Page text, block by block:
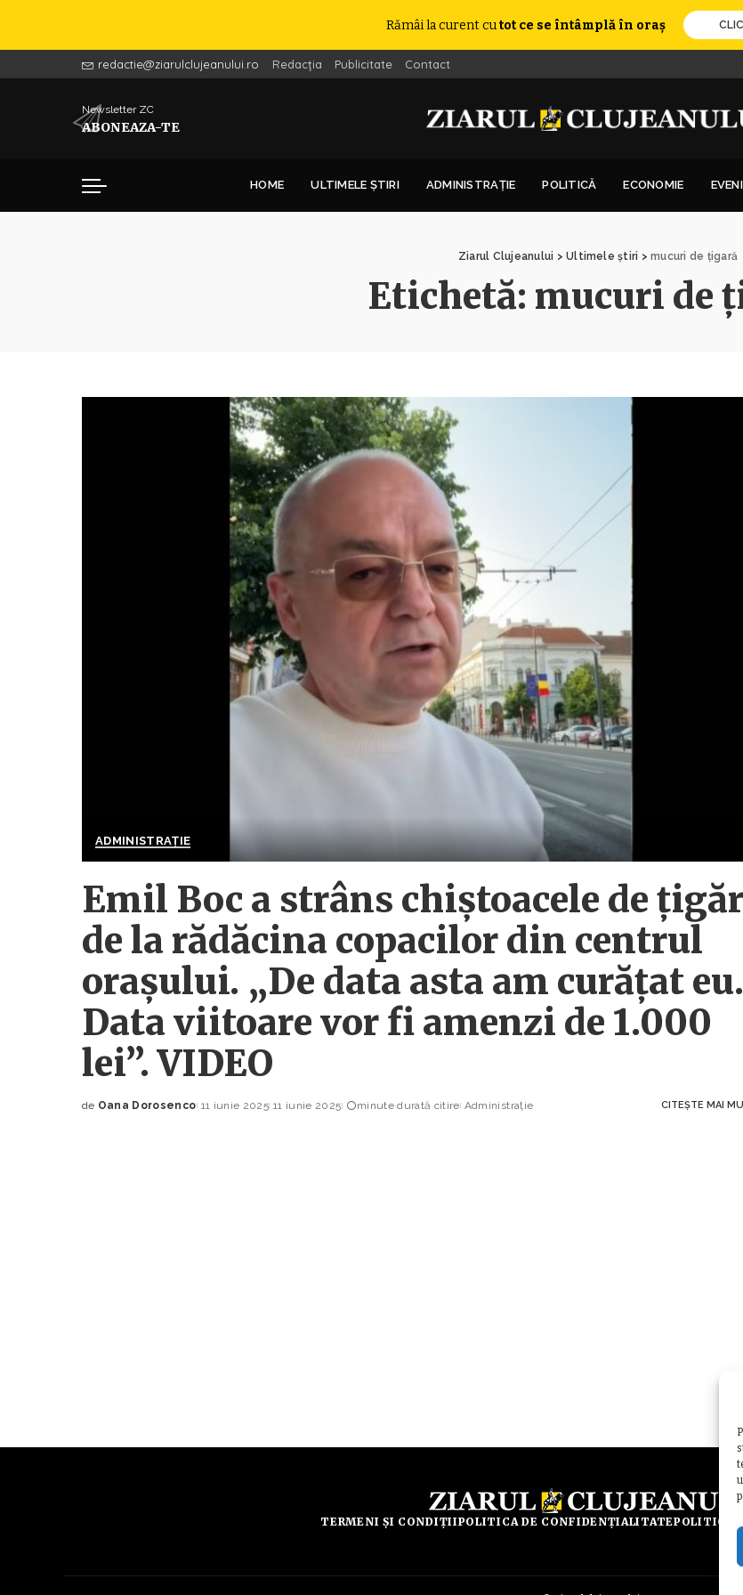
Rămâi la curent cutot ce se întâmplă în oraș
redactie@ziarulclujeanului.ro Redacția Publicitate Contact
Newsletter ZC
ABONEAZA-TE
HOME ULTIMELE ȘTIRI ADMINISTRAȚIE POLITICĂ ECONOMIE
Ziarul Clujeanului >Ultimele știri >mucuri de țigară
Etichetă: mucuri de
ADMINISTRAȚIE
Emil Boc a strâns chiștoacele de
de la rădăcina copacilor din centrul
orașului. „De data asta am curățat eu.
Data viitoare vor fi amenzi de 1.000
lei”. VIDEO
de Oana Dorosenco 11 iunie 2025 11 iunie 2025 minute durată citire Administrație CITEȘTE MAI
TERMENI ȘI CONDIȚIIPOLITICA DE CONFIDENȚIALITATEPOLITICA